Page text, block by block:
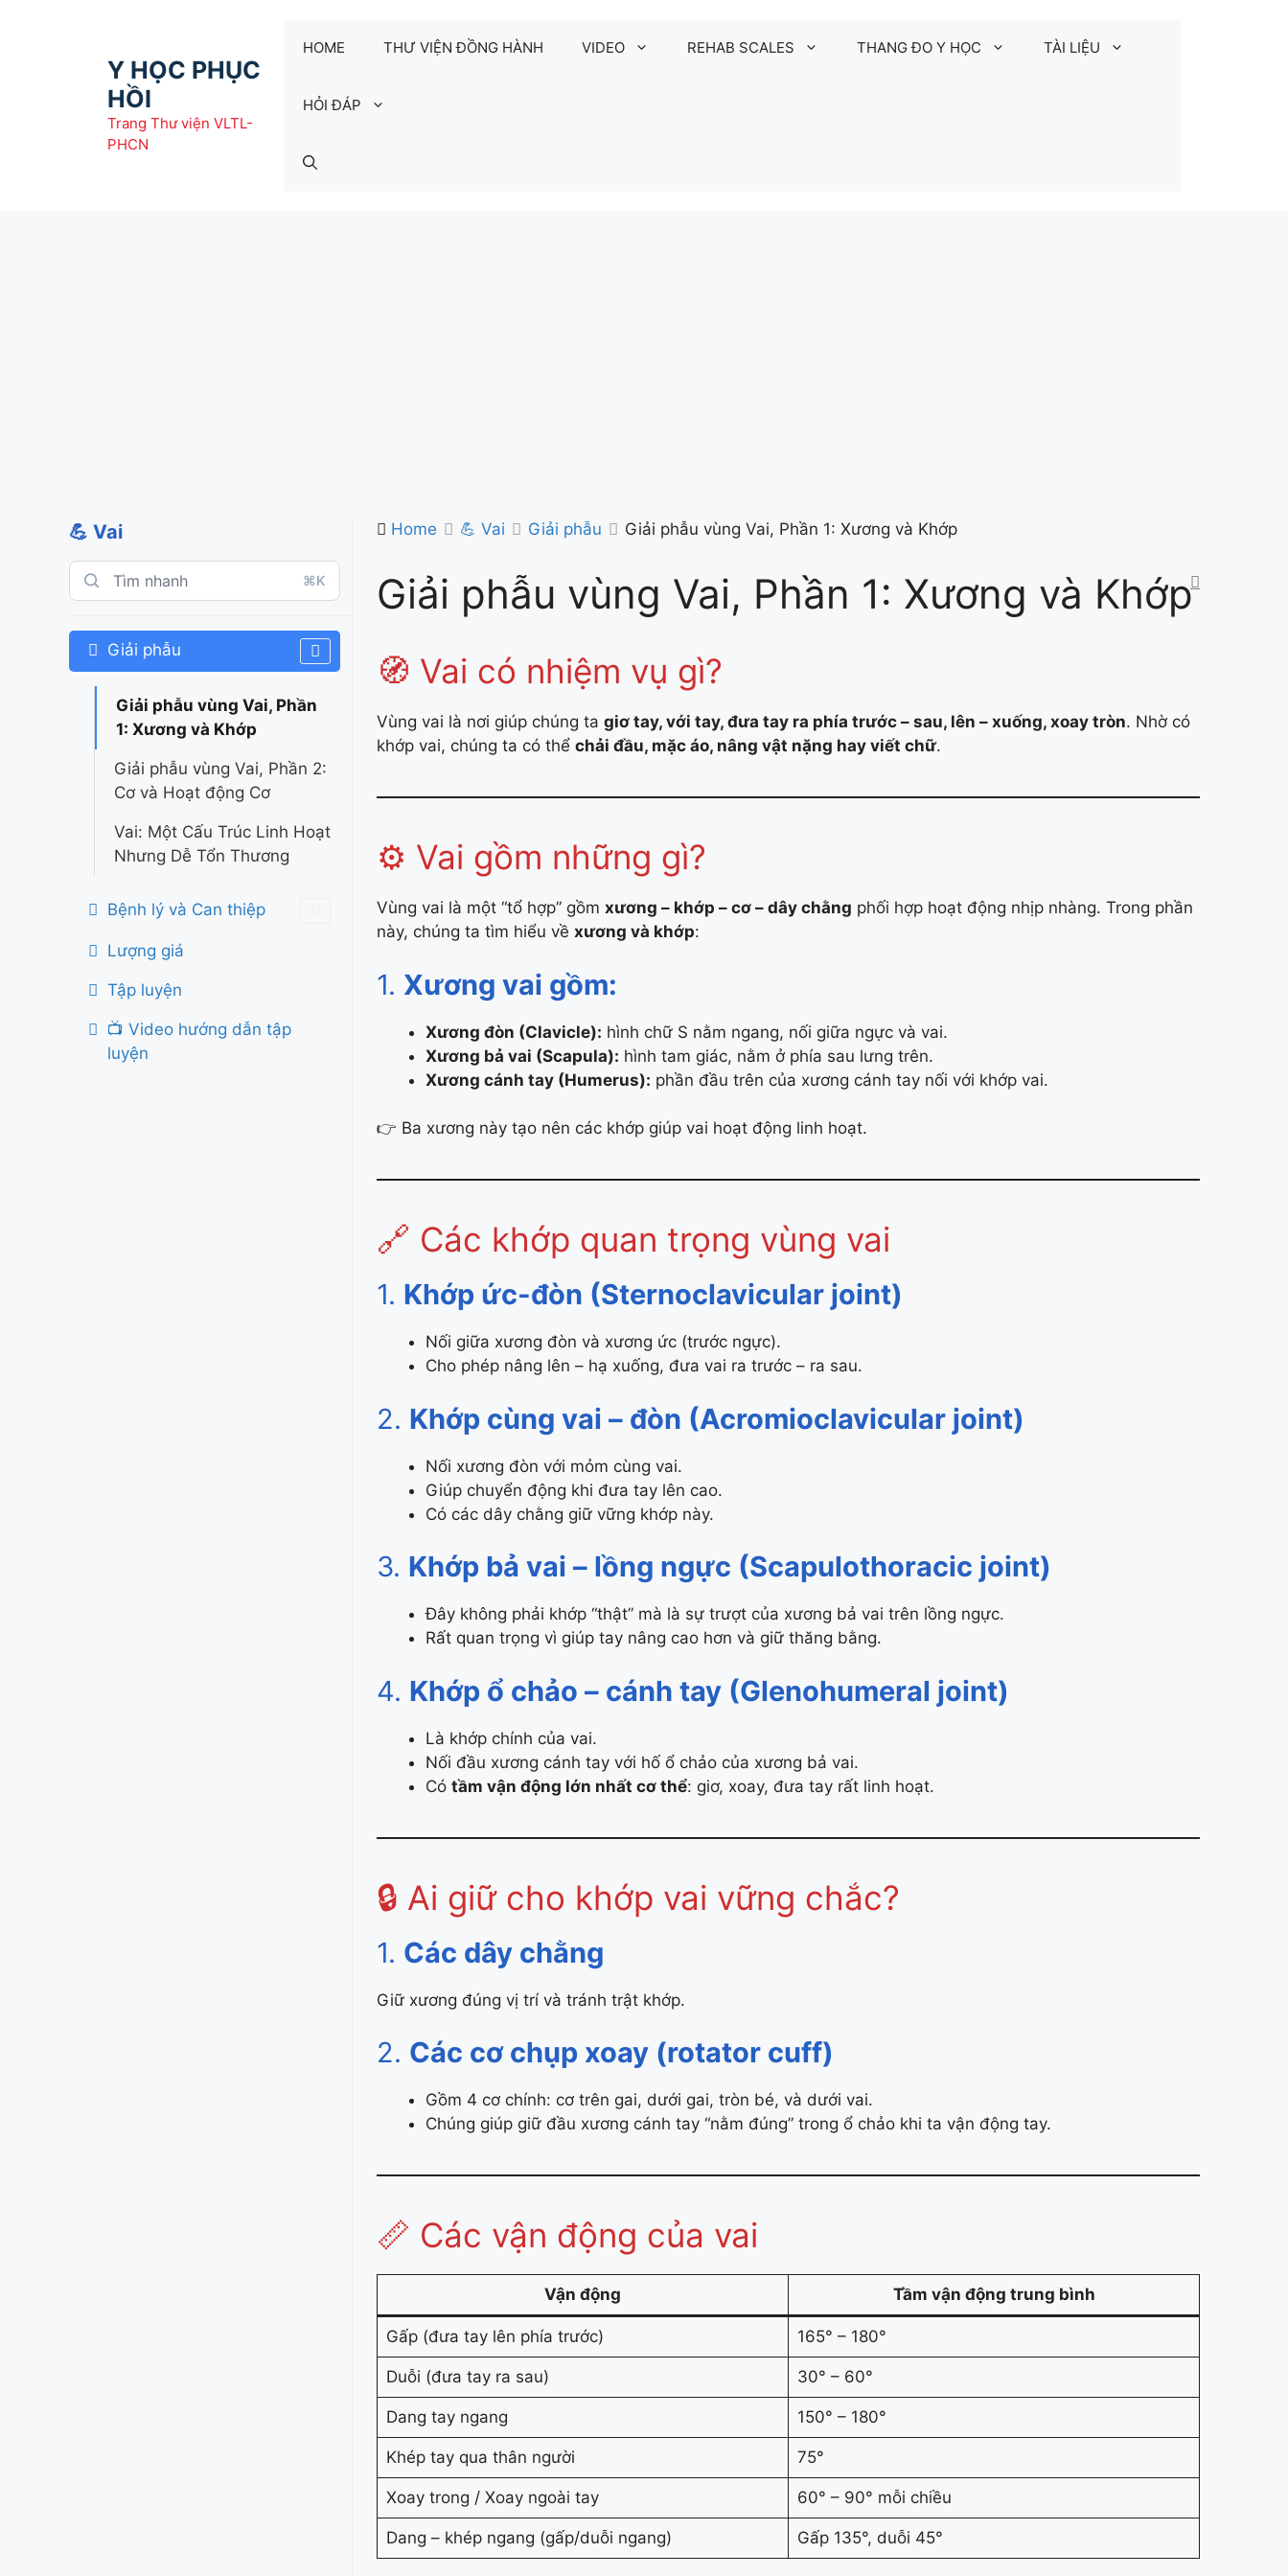
Y HỌC PHỤC
HỒI
Trang Thư viện VLTL-
PHCN
HOME THƯ VIỆN ĐỒNG HÀNH VIDEO REHAB SCALES THANG ĐO Y HỌC TÀI LIỆU
HỎI ĐÁP
💪 Vai
⌘K
Giải phẫu
Giải phẫu vùng Vai, Phần
1: Xương và Khớp
Giải phẫu vùng Vai, Phần 2:
Cơ và Hoạt động Cơ
Vai: Một Cấu Trúc Linh Hoạt
Nhưng Dễ Tổn Thương
Bệnh lý và Can thiệp
Lượng giá
Tập luyện
📺 Video hướng dẫn tập
luyện
Home 💪 Vai Giải phẫu Giải phẫu vùng Vai, Phần 1: Xương và Khớp
Giải phẫu vùng Vai, Phần 1: Xương và Khớp
🧭 Vai có nhiệm vụ gì?
Vùng vai là nơi giúp chúng ta giơ tay, với tay, đưa tay ra phía trước – sau, lên – xuống, xoay tròn. Nhờ có
khớp vai, chúng ta có thể chải đầu, mặc áo, nâng vật nặng hay viết chữ.
⚙️ Vai gồm những gì?
Vùng vai là một “tổ hợp” gồm xương – khớp – cơ – dây chằng phối hợp hoạt động nhịp nhàng. Trong phần
này, chúng ta tìm hiểu về xương và khớp:
1. Xương vai gồm:
Xương đòn (Clavicle): hình chữ S nằm ngang, nối giữa ngực và vai.
Xương bả vai (Scapula): hình tam giác, nằm ở phía sau lưng trên.
Xương cánh tay (Humerus): phần đầu trên của xương cánh tay nối với khớp vai.
👉 Ba xương này tạo nên các khớp giúp vai hoạt động linh hoạt.
🔗 Các khớp quan trọng vùng vai
1. Khớp ức-đòn (Sternoclavicular joint)
Nối giữa xương đòn và xương ức (trước ngực).
Cho phép nâng lên – hạ xuống, đưa vai ra trước – ra sau.
2. Khớp cùng vai – đòn (Acromioclavicular joint)
Nối xương đòn với mỏm cùng vai.
Giúp chuyển động khi đưa tay lên cao.
Có các dây chằng giữ vững khớp này.
3. Khớp bả vai – lồng ngực (Scapulothoracic joint)
Đây không phải khớp “thật” mà là sự trượt của xương bả vai trên lồng ngực.
Rất quan trọng vì giúp tay nâng cao hơn và giữ thăng bằng.
4. Khớp ổ chảo – cánh tay (Glenohumeral joint)
Là khớp chính của vai.
Nối đầu xương cánh tay với hố ổ chảo của xương bả vai.
Có tầm vận động lớn nhất cơ thể: giơ, xoay, đưa tay rất linh hoạt.
🔒 Ai giữ cho khớp vai vững chắc?
1. Các dây chằng
Giữ xương đúng vị trí và tránh trật khớp.
2. Các cơ chụp xoay (rotator cuff)
Gồm 4 cơ chính: cơ trên gai, dưới gai, tròn bé, và dưới vai.
Chúng giúp giữ đầu xương cánh tay “nằm đúng” trong ổ chảo khi ta vận động tay.
📏 Các vận động của vai
Vận động Tầm vận động trung bình
Gấp (đưa tay lên phía trước) 165° – 180°
Duỗi (đưa tay ra sau) 30° – 60°
Dang tay ngang 150° – 180°
Khép tay qua thân người 75°
Xoay trong / Xoay ngoài tay 60° – 90° mỗi chiều
Dang – khép ngang (gấp/duỗi ngang) Gấp 135°, duỗi 45°